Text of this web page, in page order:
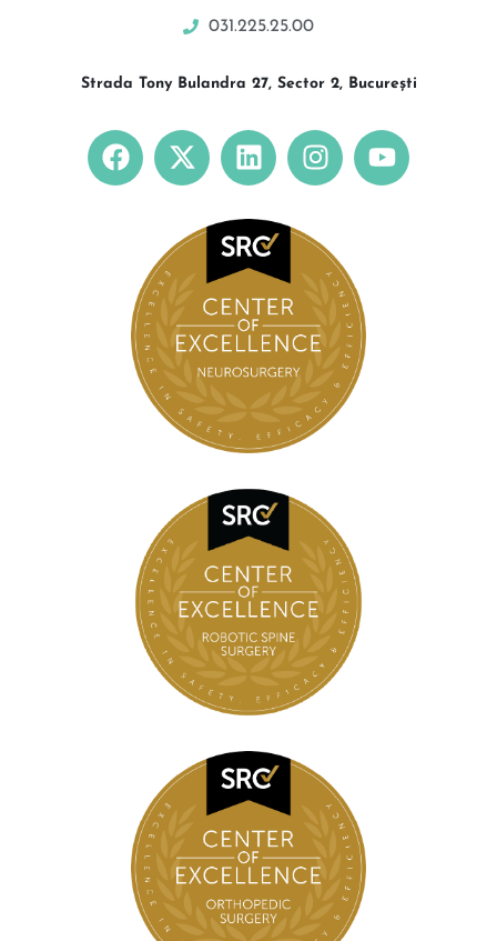
031.225.25.00
Strada Tony Bulandra 27, Sector 2, București